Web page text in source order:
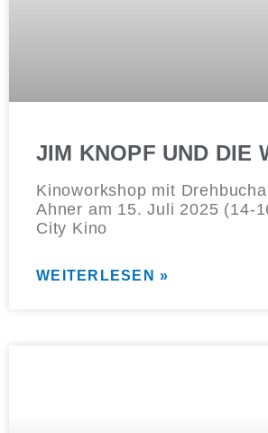
JIM KNOPF UND DIE
Kinoworkshop mit
Ahner am 15. Juli 2025 (14-
City Kino
WEITERLESEN »